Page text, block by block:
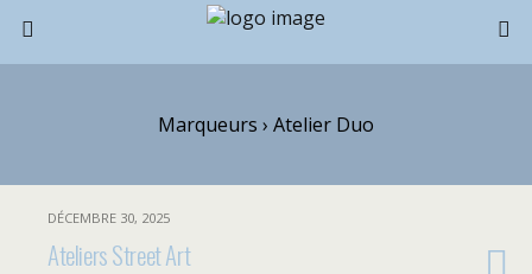
Marqueurs › Atelier Duo
DÉCEMBRE 30, 2025
Ateliers Street Art